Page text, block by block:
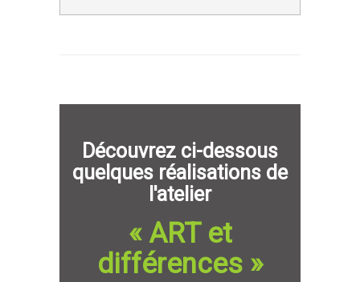
Découvrez ci-dessous
quelques réalisations de
l'atelier
« ART et
différences »